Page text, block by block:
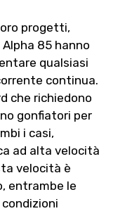
progetti,
85 hanno
qualsiasi
continua.
che richiedono
gonfiatori per
i casi,
ad alta velocità
velocità è
entrambe le